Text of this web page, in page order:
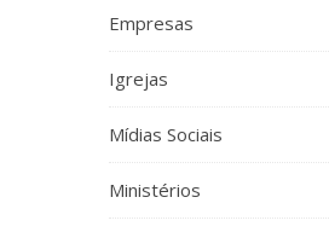
Empresas
Igrejas
Mídias Sociais
Ministérios